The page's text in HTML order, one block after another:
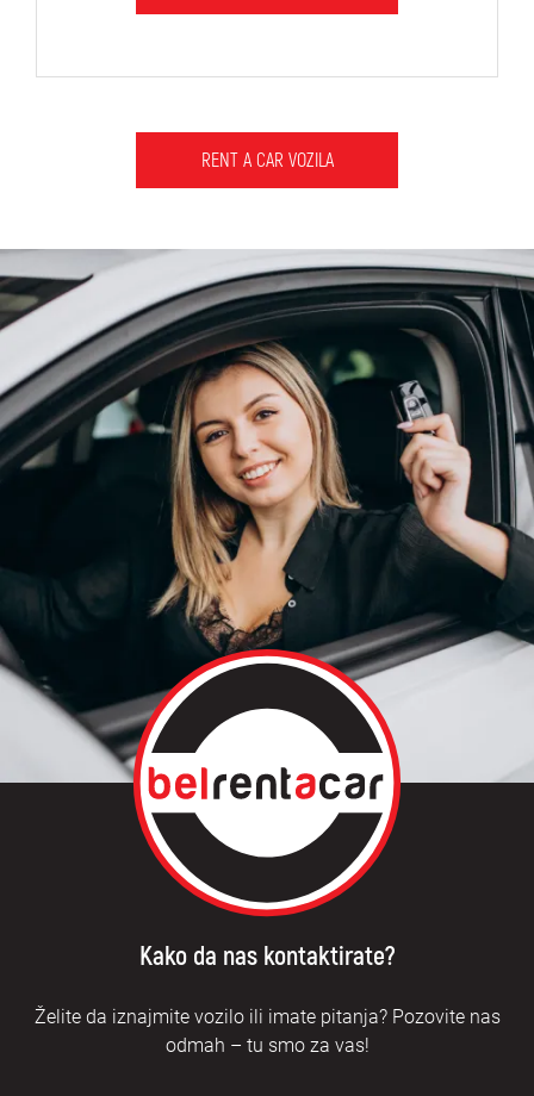
RENT A CAR VOZILA
Kako da nas kontaktirate?
Želite da iznajmite vozilo ili imate pitanja? Pozovite nas
odmah – tu smo za vas!